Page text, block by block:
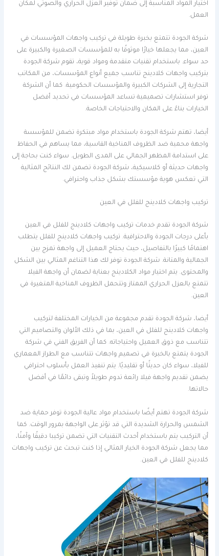
اختيار المواد المناسبة إلى ضمان توفير العزل الحراري والصوتي لمكان
العمل.
شركة الجودة تتمتع بخبرة طويلة في تركيب واجهات المؤسسات في
العين، مما يجعلها خيارًا موثوقًا به للمؤسسات الصغيرة والكبيرة على
حد سواء. باستخدام تقنيات متقدمة ومواد قوية، تقوم شركة الجودة
بتركيب واجهات كلادينج تناسب جميع أنواع المؤسسات، من المكاتب
التجارية إلى الشركات الكبيرة والمؤسسات الحكومية. كما أن الشركة
توفر استشارات تصميمية تساعد المؤسسات في تحديد أفضل
الخيارات بناءً على المكان والاحتياجات الخاصة.
أيضا، تهتم شركة الجودة باستخدام مواد مبتكرة تضمن للمؤسسة
واجهة محمية ضد الظروف المناخية القاسية، مما يساهم في الحفاظ
على استدامة المظهر الجمالي على المدى الطويل. سواء كنت بحاجة إلى
واجهات حديثة أو كلاسيكية، شركة الجودة تضمن لك النتائج المثالية
التي تعكس هوية مؤسستك بشكل جذاب واحترافي.
تركيب واجهات كلادينج للفلل في العين
شركة الجودة تقدم خدمات تركيب واجهات كلادينج للفلل في العين
بأعلى درجات الجودة والاحترافية. تركيب واجهات كلادينج للفلل يتطلب
اهتمامًا كبيرًا بالتفاصيل، حيث يحتاج العميل إلى واجهة تمزج بين
الجمالية والمتانة. شركة الجودة توفر لك هذا التناغم المثالي بين الشكل
والمحتوى. يتم اختيار مواد الكلادينج بعناية لضمان أن واجهة الفيلا
تتمتع بالعزل الحراري الممتاز وتتحمل الظروف المناخية المتغيرة في
العين.
أيضا، شركة الجودة تقدم مجموعة من الخيارات المختلفة لتركيب
واجهات كلادينج للفلل في العين، بما في ذلك الألوان والتصاميم التي
تتناسب مع ذوق العميل واحتياجاته. كما أن الفريق الفني في شركة
الجودة يتمتع بالخبرة في تصميم واجهات تتناسب مع الطراز المعماري
للفيلا، سواء كان حديثًا أو تقليديًا. يتم تنفيذ العمل بأسلوب احترافي
يضمن تقديم واجهة فيلا رائعة تدوم طويلاً وتبقى دائمًا في أفضل
حالاتها.
شركة الجودة تهتم أيضًا باستخدام مواد عالية الجودة توفر حماية ضد
الشمس والحرارة الشديدة التي قد تؤثر على الواجهة بمرور الوقت. كما
أن التركيب يتم باستخدام أحدث التقنيات التي تضمن تركيبا دقيقًا وآمنًا،
مما يجعل شركة الجودة الخيار المثالي إذا كنت تبحث عن تركيب واجهات
كلادينج للفلل في العين.